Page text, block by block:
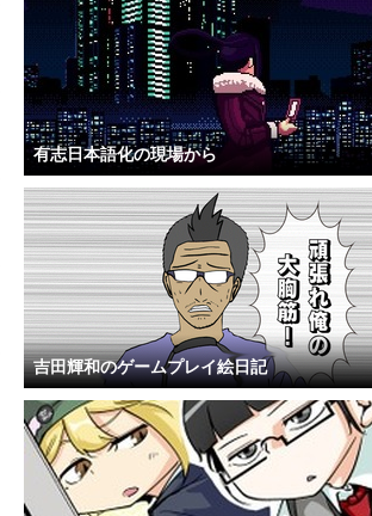
有志日本語化の現場から
吉田輝和のゲームプレイ絵日記